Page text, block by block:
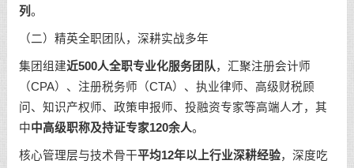
列 。
（二）精英全职团队，深耕实战多年
集团组建近500人全职专业化服务团队，汇聚注册会计师
（CPA）、注册税务师（CTA）、执业律师、高级财税顾
问、知识产权师、政策申报师、投融资专家等高端人才，其
中中高级职称及持证专家120余人。
核心管理层与技术骨干平均12年以上行业深耕经验，深度吃